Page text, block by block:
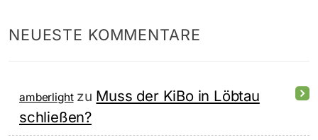
NEUESTE KOMMENTARE
amberlightzu Muss der KiBo in Löbtau
schließen?